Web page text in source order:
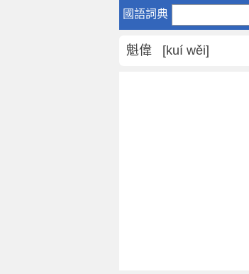
國語詞典
魁
是
什
魁偉 [kuí wěi]